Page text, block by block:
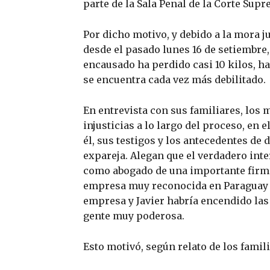
parte de la Sala Penal de la Corte
Por dicho motivo, y debido a la mora
desde el pasado lunes 16 de
encausado ha perdido casi 10 kilos,
se encuentra cada vez más debilitado.
En entrevista con sus familiares, los
injusticias a lo largo del proceso, en
él, sus testigos y los antecedentes
expareja. Alegan que el verdadero
como abogado de una importante
empresa muy reconocida en
empresa y Javier habría encendido
gente muy poderosa.
Esto motivó, según relato de los